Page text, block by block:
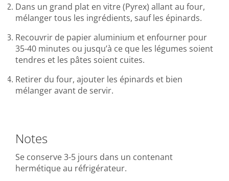
Dans un grand plat en vitre (Pyrex) allant au four,
mélanger tous les ingrédients, sauf les épinards.
Recouvrir de papier aluminium et enfourner pour
35-40 minutes ou jusqu’à ce que les légumes soient
tendres et les pâtes soient cuites.
Retirer du four, ajouter les épinards et bien
mélanger avant de servir.
Notes
Se conserve 3-5 jours dans un contenant
hermétique au réfrigérateur.